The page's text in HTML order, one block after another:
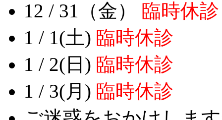
12 / 31（金） 臨時休診
1 / 1(土) 臨時休診
1 / 2(日) 臨時休診
1 / 3(月) 臨時休診